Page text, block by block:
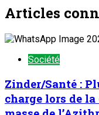
Articles
Société
Zinder/Santé :
charge lors de